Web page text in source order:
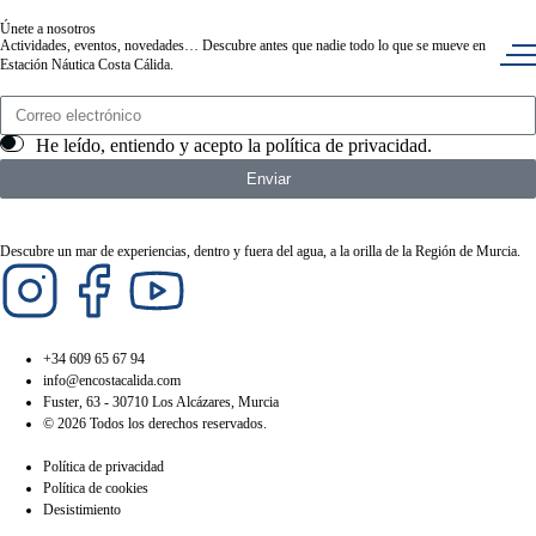
Únete a nosotros
Actividades, eventos, novedades… Descubre antes que nadie todo lo que se mueve en
Estación Náutica Costa Cálida.
He leído, entiendo y acepto la política de privacidad.
Enviar
Descubre un mar de experiencias, dentro y fuera del agua, a la orilla de la Región de Murcia.
+34 609 65 67 94
info@encostacalida.com
Fuster, 63 - 30710 Los Alcázares, Murcia
© 2026 Todos los derechos reservados.
Política de privacidad
Política de cookies
Desistimiento